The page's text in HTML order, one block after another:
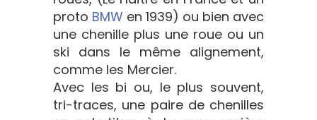
proto BMW en 1939) ou bien avec
une chenille plus une roue ou un
ski dans le même alignement,
comme les Mercier.
Avec les bi ou, le plus souvent,
tri-traces, une paire de chenilles